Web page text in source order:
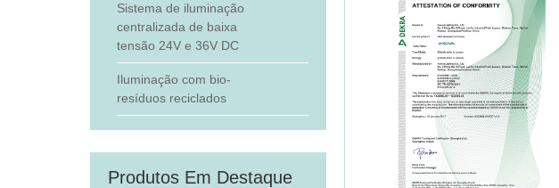
Sistema de iluminação
centralizada de baixa
tensão 24V e 36V DC
Iluminação com bio-
resíduos reciclados
Produtos Em Destaque